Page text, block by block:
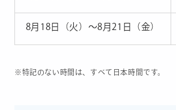
8月18日（火）〜8月21日（金）
※特記のない時間は、すべて日本時間です。